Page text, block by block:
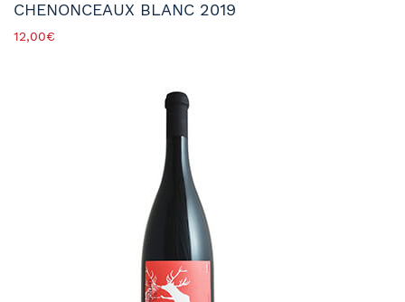
CHENONCEAUX BLANC 2019
12,00€